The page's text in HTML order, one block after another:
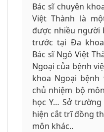
Bác sĩ chuyên
Việt Thành là
được nhiều người
trước tại Đa
Bác sĩ Ngô Việt
Ngoại của bệnh
khoa Ngoại bệnh
chủ nhiệm bộ
học Y… Sở
hiện cắt trĩ đồng
môn khác..